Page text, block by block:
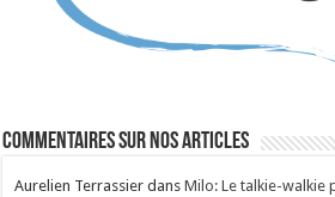
Commentaires sur nos articles
Aurelien Terrassier dansMilo: Le talkie-walkie